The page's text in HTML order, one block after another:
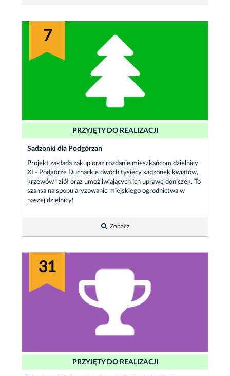
7
PRZYJĘTY DO REALIZACJI
Sadzonki dla Podgórzan
Projekt zakłada zakup oraz rozdanie mieszkańcom dzielnicy
XI - Podgórze Duchackie dwóch tysięcy sadzonek kwiatów,
krzewów i ziół oraz umożliwiających ich uprawę doniczek. To
szansa na spopularyzowanie miejskiego ogrodnictwa w
naszej dzielnicy!
Zobacz
31
PRZYJĘTY DO REALIZACJI